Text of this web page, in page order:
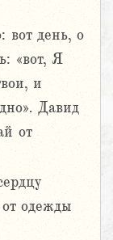
вот день, о
«вот, Я
и
Давид
от
одежды